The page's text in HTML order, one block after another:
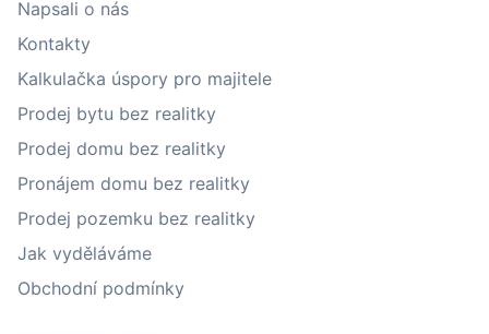
Napsali o nás
Kontakty
Kalkulačka úspory pro majitele
Prodej bytu bez realitky
Prodej domu bez realitky
Pronájem domu bez realitky
Prodej pozemku bez realitky
Jak vyděláváme
Obchodní podmínky